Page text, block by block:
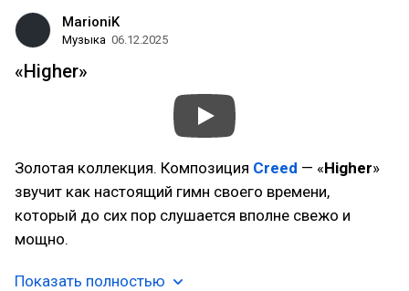
MarioniK
Музыка 06.12.2025
«Higher»
Золотая коллекция. Композиция Creed — «Higher»
звучит как настоящий гимн своего времени,
который до сих пор слушается вполне свежо и
мощно.
Показать полностью